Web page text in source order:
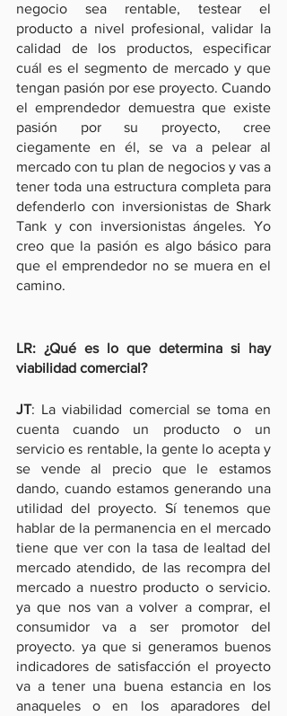
negocio sea rentable, testear el
producto a nivel profesional, validar la
calidad de los productos, especificar
cuál es el segmento de mercado y que
tengan pasión por ese proyecto. Cuando
el emprendedor demuestra que existe
pasión por su proyecto, cree
ciegamente en él, se va a pelear al
mercado con tu plan de negocios y vas a
tener toda una estructura completa para
defenderlo con inversionistas de Shark
Tank y con inversionistas ángeles. Yo
creo que la pasión es algo básico para
que el emprendedor no se muera en el
camino.
LR: ¿Qué es lo que determina si hay
viabilidad comercial?
JT: La viabilidad comercial se toma en
cuenta cuando un producto o un
servicio es rentable, la gente lo acepta y
se vende al precio que le estamos
dando, cuando estamos generando una
utilidad del proyecto. Sí tenemos que
hablar de la permanencia en el mercado
tiene que ver con la tasa de lealtad del
mercado atendido, de las recompra del
mercado a nuestro producto o servicio.
ya que nos van a volver a comprar, el
consumidor va a ser promotor del
proyecto. ya que si generamos buenos
indicadores de satisfacción el proyecto
va a tener una buena estancia en los
anaqueles o en los aparadores del